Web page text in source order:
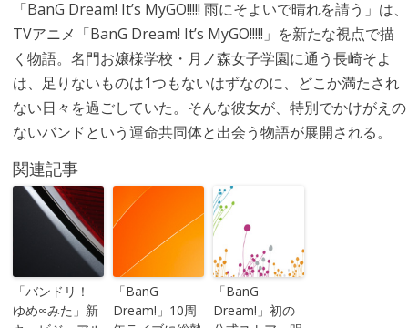
「BanG Dream! It’s MyGO!!!!! 雨にそよいで晴れを請う」は、
TVアニメ「BanG Dream! It’s MyGO!!!!!」を新たな視点で描
く物語。名門お嬢様学校・月ノ森女子学園に通う長崎そよ
は、足りないものは1つもないはずなのに、どこか満たされ
ない日々を過ごしていた。そんな彼女が、特別でかけがえの
ないバンドという運命共同体と出会う物語が展開される。
関連記事
「バンドリ！
ゆめ∞みた」新
「BanG
Dream!」10周
「BanG
Dream!」初の